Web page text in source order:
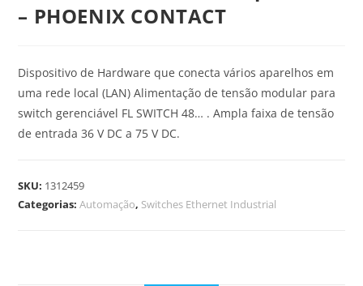
– PHOENIX CONTACT
Dispositivo de Hardware que conecta vários aparelhos em
uma rede local (LAN) Alimentação de tensão modular para
switch gerenciável FL SWITCH 48… . Ampla faixa de tensão
de entrada 36 V DC a 75 V DC.
SKU: 1312459
Categorias:Automação, Switches Ethernet Industrial